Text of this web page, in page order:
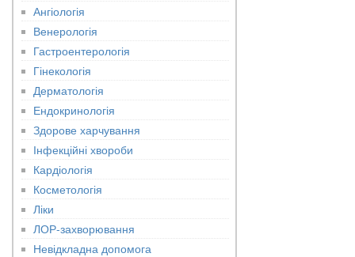
Ангіологія
Венерологія
Гастроентерологія
Гінекологія
Дерматологія
Ендокринологія
Здорове харчування
Інфекційні хвороби
Кардіологія
Косметологія
Ліки
ЛОР-захворювання
Невідкладна допомога